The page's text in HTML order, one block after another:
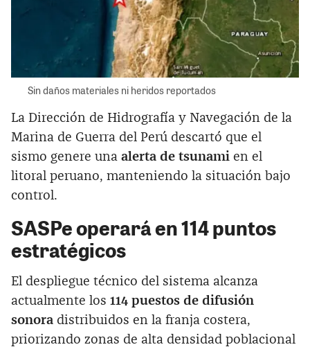
Sin daños materiales ni heridos reportados
La Dirección de Hidrografía y Navegación de la
Marina de Guerra del Perú descartó que el
sismo genere una alerta de tsunami en el
litoral peruano, manteniendo la situación bajo
control.
SASPe operará en 114 puntos
estratégicos
El despliegue técnico del sistema alcanza
actualmente los 114 puestos de difusión
sonora distribuidos en la franja costera,
priorizando zonas de alta densidad poblacional